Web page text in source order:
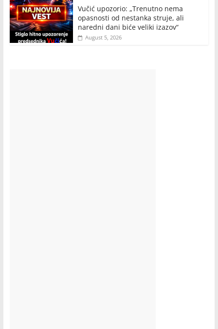
Vučić upozorio: „Trenutno nema
opasnosti od nestanka struje, ali
naredni dani biće veliki izazov“
August 5, 2026